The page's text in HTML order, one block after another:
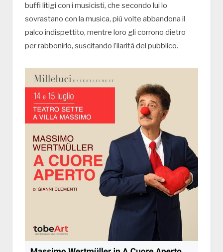
buffi litigi con i musicisti, che secondo lui lo
sovrastano con la musica, più volte abbandona il
palco indispettito, mentre loro gli corrono dietro
per rabbonirlo, suscitando l’ilarità del pubblico.